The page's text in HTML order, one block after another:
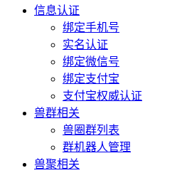
信息认证
绑定手机号
实名认证
绑定微信号
绑定支付宝
支付宝权威认证
兽群相关
兽圈群列表
群机器人管理
兽聚相关